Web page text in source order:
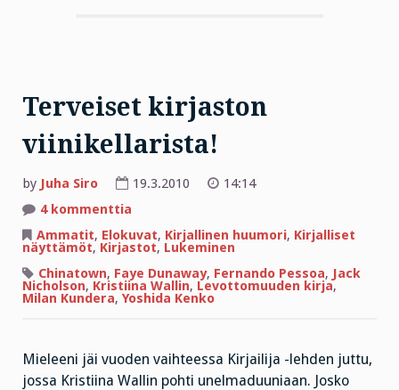
Terveiset kirjaston
viinikellarista!
by Juha Siro 19.3.2010
14:14
4 kommenttia
kirjaston
viinikellarista!
Ammatit, Elokuvat, Kirjallinen huumori, Kirjalliset
näyttämöt, Kirjastot, Lukeminen
Chinatown, Faye Dunaway, Fernando Pessoa, Jack
Nicholson, Kristiina Wallin, Levottomuuden kirja,
Milan Kundera, Yoshida Kenko
Mieleeni jäi vuoden vaihteessa Kirjailija -lehden juttu,
jossa Kristiina Wallin pohti unelmaduuniaan. Josko